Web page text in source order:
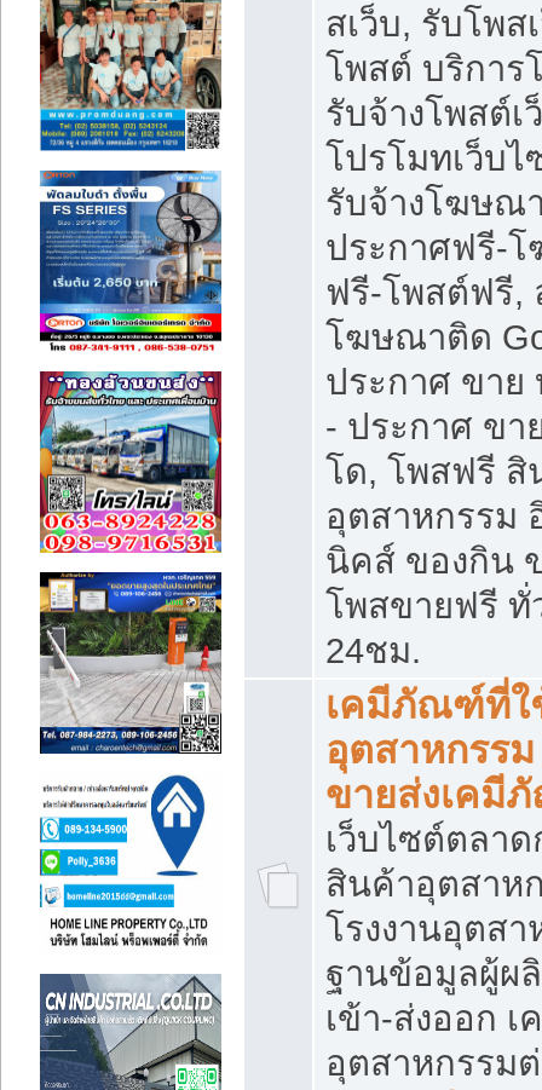
สเว็บ, รับโพส
โพสต์ บริการ
รับจ้างโพสต์เ
โปรโมทเว็บไ
รับจ้างโฆษณ
ประกาศฟรี-
ฟรี-โพสต์ฟรี,
โฆษณาติด
ประกาศ ขาย
- ประกาศ ขา
โด, โพสฟรี สิ
อุตสาหกรรม
นิคส์ ของกิน
โพสขายฟรี ทั่
24ชม.
เคมีภัณฑ์ที่ใ
อุตสาหกรรม
ขายส่งเคมี
เว็บไซต์ตลาด
สินค้าอุตสาห
โรงงานอุตสา
ฐานข้อมูลผู้ผ
เข้า-ส่งออก เ
อุตสาหกรรม